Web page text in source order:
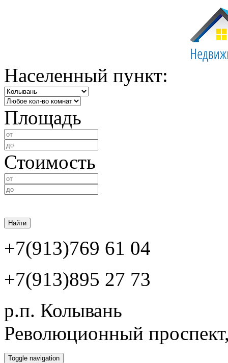
Населенный пункт:
Площадь
Стоимость
Найти
+7(913)769 61 04
+7(913)895 27 73
р.п. Колывань
Революционный
Toggle navigation